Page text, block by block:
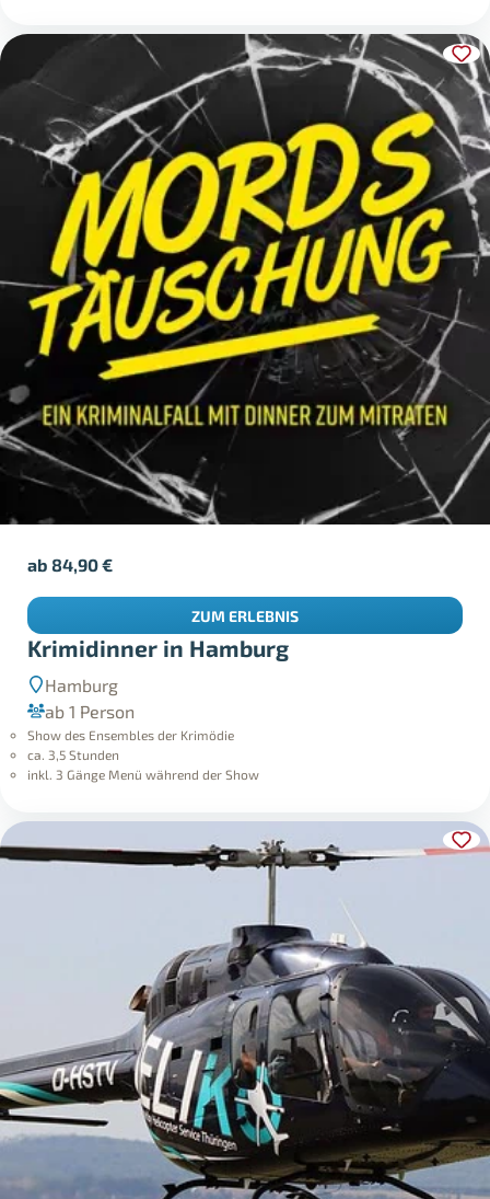
Krimidinner in Hamburg
Hamburg
ab 1 Person
Show des Ensembles der Krimödie
ca. 3,5 Stunden
inkl. 3 Gänge Menü während der Show
ab84,90€
ZUM ERLEBNIS